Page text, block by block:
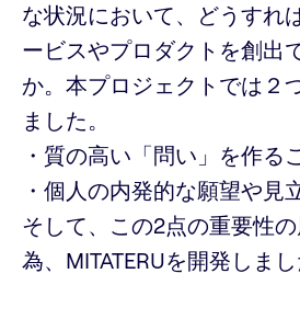
な状況において、どうすれ
ービスやプロダクトを創出
か。本プロジェクトでは２
ました。
・質の高い「問い」を作る
・個人の内発的な願望や見
そして、この2点の重要性
為、MITATERUを開発しまし